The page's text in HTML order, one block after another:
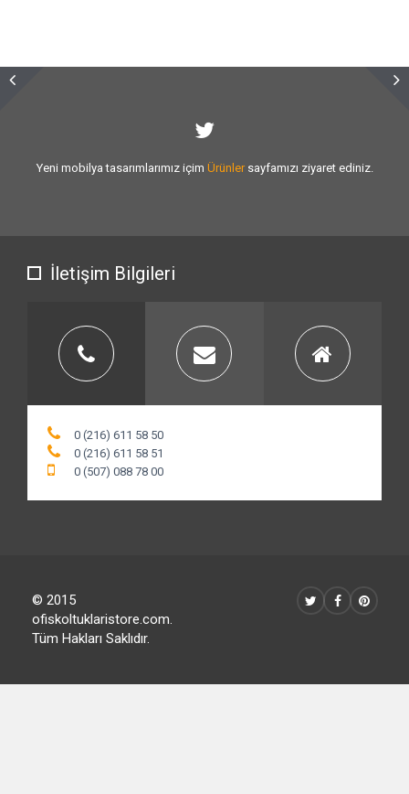
Sizlere vermiş olduğumuzhizmet kalitesiniartırmak için var gücümüzle
İletişim Bilgileri
0 (216) 611 58 50
0 (216) 611 58 51
0 (507) 088 78 00
© 2015
ofiskoltuklaristore.com.
Tüm Hakları Saklıdır.